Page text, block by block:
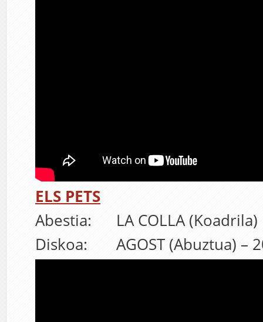
ELS PETS
Abestia: LA COLLA (Koadrila)
Diskoa: AGOST (Abuztua) –